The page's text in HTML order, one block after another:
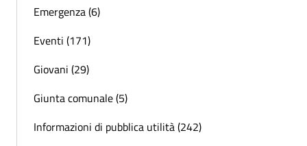
Emergenza (6)
Eventi (171)
Giovani (29)
Giunta comunale (5)
Informazioni di pubblica utilità (242)